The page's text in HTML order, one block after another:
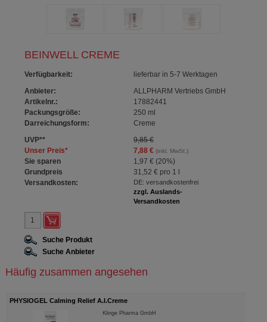
BEINWELL CREME
Verfügbarkeit:
lieferbar in 5-7 Werktagen
Anbieter:
ALLPHARM Vertriebs GmbH
Artikelnr.:
17882441
Packungsgröße:
250 ml
Darreichungsform:
Creme
UVP**
9,85 €
Unser Preis* 7,88 €(inkl. MwSt.)
Sie sparen 1,97 € (20%)
Grundpreis
31,52 €pro 1 l
Versandkosten:
DE: versandkostenfrei
zzgl. Auslands-
Versandkosten
Suche Produkt
Suche Anbieter
Häufig zusammen angesehen
PHYSIOGEL Calming Relief A.I.Creme
Klinge Pharma GmbH